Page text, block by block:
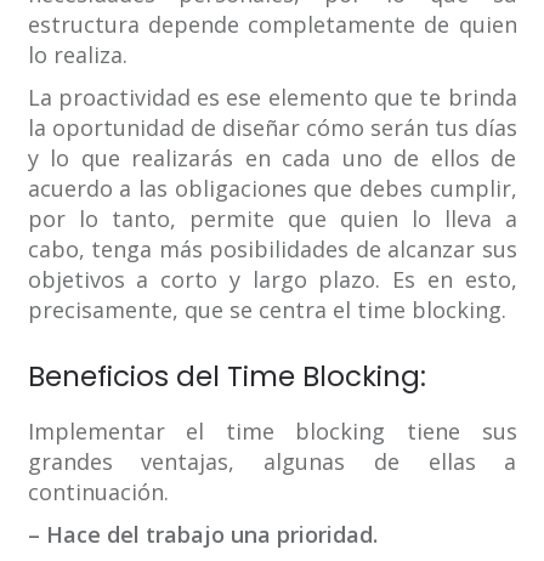
estructura depende completamente de quien
lo realiza.
La proactividad es ese elemento que te brinda
la oportunidad de diseñar cómo serán tus días
y lo que realizarás en cada uno de ellos de
acuerdo a las obligaciones que debes cumplir,
por lo tanto, permite que quien lo lleva a
cabo, tenga más posibilidades de alcanzar sus
objetivos a corto y largo plazo. Es en esto,
precisamente, que se centra el time blocking.
Beneficios del Time Blocking:
Implementar el time blocking tiene sus
grandes ventajas, algunas de ellas a
continuación.
– Hace del trabajo una prioridad.